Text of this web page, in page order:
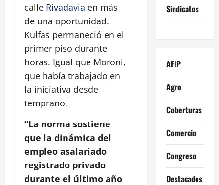
calle Rivadavia en más
de una oportunidad.
Kulfas permaneció en el
primer piso durante
horas. Igual que Moroni,
que había trabajado en
la iniciativa desde
temprano.
“La norma sostiene
que la dinámica del
empleo asalariado
registrado privado
durante el último año
Sindicatos
AFIP
Agro
Coberturas
Comercio
Congreso
Destacados